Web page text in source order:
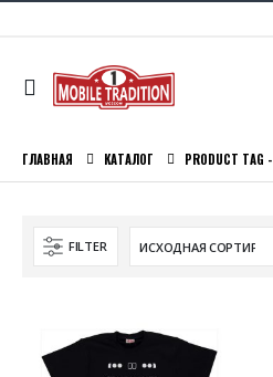
ГЛАВНАЯ КАТАЛОГ PRODUCT TAG -
FILTER